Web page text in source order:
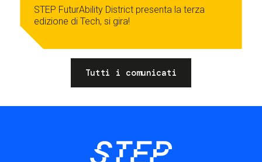
STEP FuturAbility District presenta la terza
edizione di Tech, si gira!
Tutti i comunicati